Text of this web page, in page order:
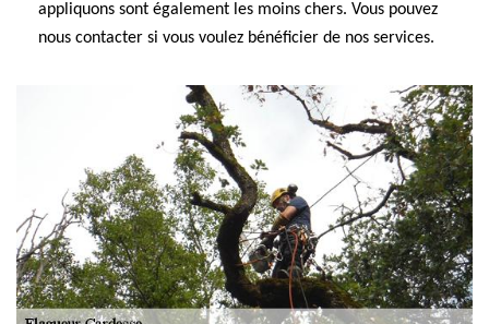
appliquons sont également les moins chers. Vous pouvez
nous contacter si vous voulez bénéficier de nos services.